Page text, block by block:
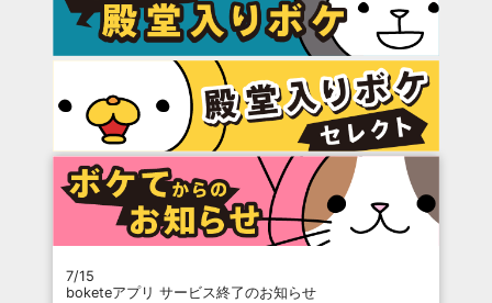
7/15
boketeアプリ サービス終了のお知らせ